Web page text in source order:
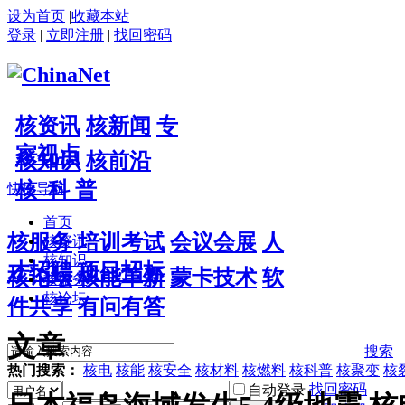
设为首页 |收藏本站
登录 | 立即注册 | 找回密码
核资讯 核新闻 专
家视点
核知识 核前沿
核 科 普
核服务 培训考试 会议会展 人
才招聘 项目招标
核论坛 核能革新 蒙卡技术 软
件共享 有问有答
搜索
热门搜索： 核电 核能 核安全 核材料 核燃料 核科普 核聚变 核
自动登录 找回密码
快捷导航
首页
核资讯
核知识
核服务
核论坛
文章